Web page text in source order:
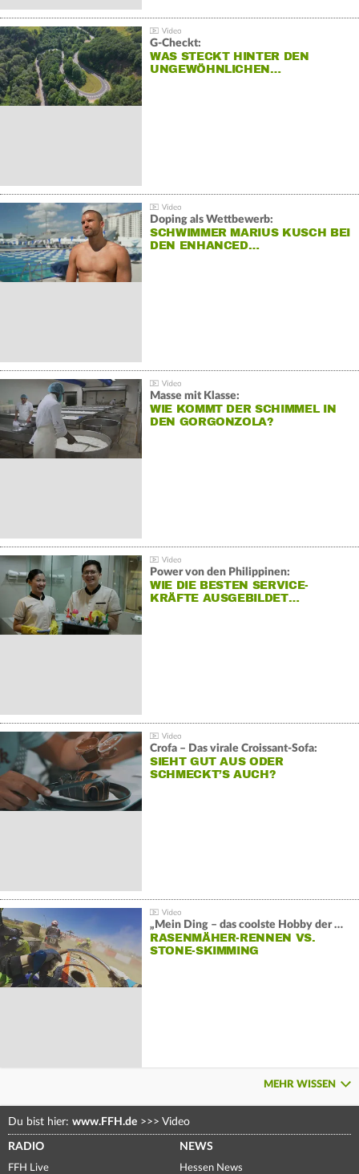
G-Checkt:
WAS STECKT HINTER DEN
UNGEWÖHNLICHEN…
Doping als Wettbewerb:
SCHWIMMER MARIUS KUSCH BEI
DEN ENHANCED…
Masse mit Klasse:
WIE KOMMT DER SCHIMMEL IN
DEN GORGONZOLA?
Power von den Philippinen:
WIE DIE BESTEN SERVICE-
KRÄFTE AUSGEBILDET…
Crofa – Das virale Croissant-Sofa:
SIEHT GUT AUS ODER
SCHMECKT’S AUCH?
„Mein Ding – das coolste Hobby der Welt“:
RASENMÄHER-RENNEN VS.
STONE-SKIMMING
MEHR WISSEN
Du bist hier: www.FFH.de >>> Video
RADIO
FFH Live
NEWS
Hessen News